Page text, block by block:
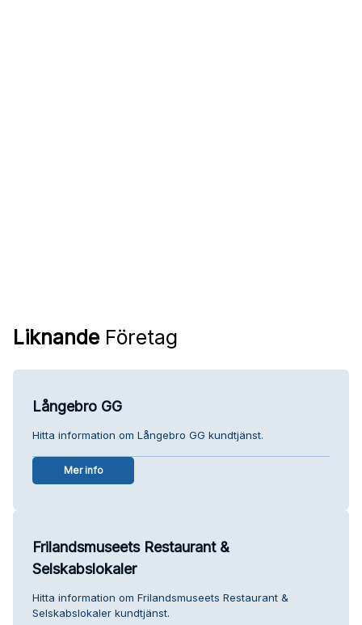
Liknande Företag
Långebro GG
Hitta information om Långebro GG kundtjänst.
Mer info
Frilandsmuseets Restaurant &
Selskabslokaler
Hitta information om Frilandsmuseets Restaurant &
Selskabslokaler kundtjänst.